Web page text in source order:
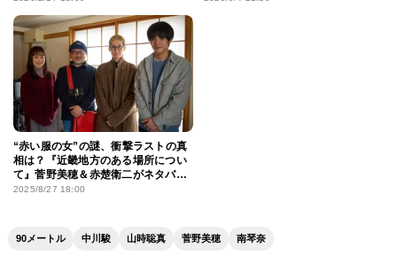
“赤い服の女”の謎、衝撃ラストの真
相は？『近畿地方のある場所につい
て』菅野美穂＆赤楚衛二がネタバレ
解説
2025/8/27 18:00
90メートル 中川駿 山時聡真 菅野美穂 南琴奈